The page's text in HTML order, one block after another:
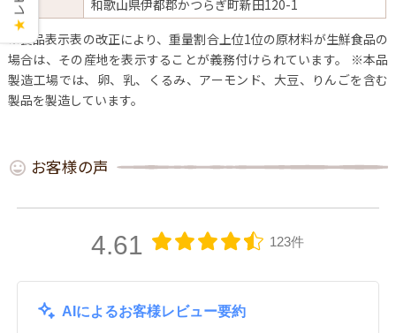
元
和歌山県伊都郡かつらぎ町新田120-1
※食品表示表の改正により、重量割合上位1位の原材料が生鮮食品の
場合は、その産地を表示することが義務付けられています。
※本品
製造工場では、卵、乳、くるみ、アーモンド、大豆、りんごを含む
製品を製造しています。
お客様の声
4.61 123件
AIによるお客様レビュー要約
★